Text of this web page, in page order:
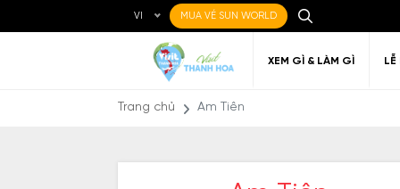
VI MUA VÉ SUN WORLD
XEM GÌ & LÀM GÌ LỄ
Trang chủ Am Tiên